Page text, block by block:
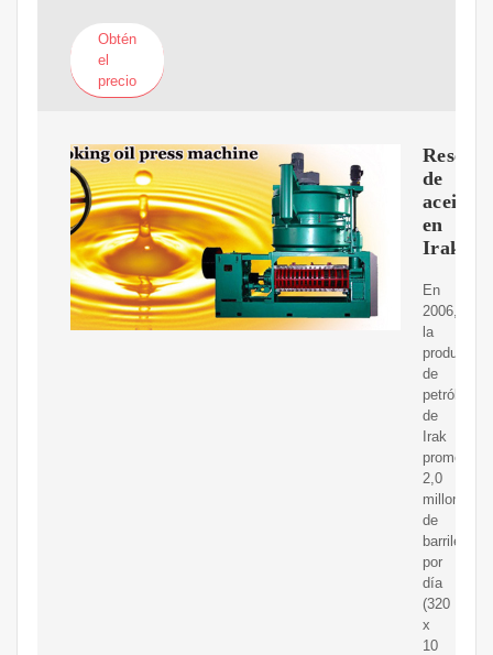
Obtén
el
precio
de
aceite
en
Irak
En
2006,
la
producción
de
petróleo
de
Irak
promedió
2,0
millones
de
barriles
por
día
(320
x
10